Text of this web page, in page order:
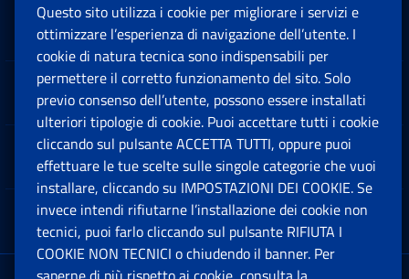
Sedi e Contatti
Software
Note Legali
App mobile
Questo sito utilizza i cookie per migliorare i servizi e
ottimizzare l’esperienza di navigazione dell’utente. I
cookie di natura tecnica sono indispensabili per
permettere il corretto funzionamento del sito. Solo
previo consenso dell’utente, possono essere installati
ulteriori tipologie di cookie. Puoi accettare tutti i cookie
cliccando sul pulsante ACCETTA TUTTI, oppure puoi
effettuare le tue scelte sulle singole categorie che vuoi
installare, cliccando su IMPOSTAZIONI DEI COOKIE. Se
invece intendi rifiutarne l’installazione dei cookie non
tecnici, puoi farlo cliccando sul pulsante RIFIUTA I
COOKIE NON TECNICI o chiudendo il banner. Per